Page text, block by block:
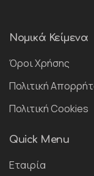
Νομικά Κείμενα
Όροι Χρήσης
Πολιτική
Πολιτική Cookies
Quick Menu
Εταιρία